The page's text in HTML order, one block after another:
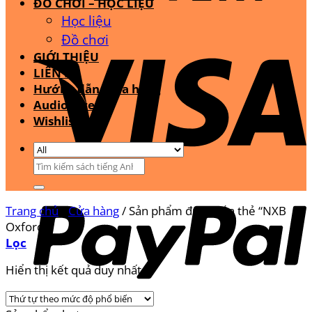
Học liệu
Đồ chơi
GIỚI THIỆU
LIÊN HỆ
Hướng dẫn mua hàng
Audio Stream
Wishlist
Tìm
Trang chủ/Cửa hàng/Sản phẩm được gắn thẻ “NXB
Oxford”
Lọc
Hiển thị kết quả duy nhất